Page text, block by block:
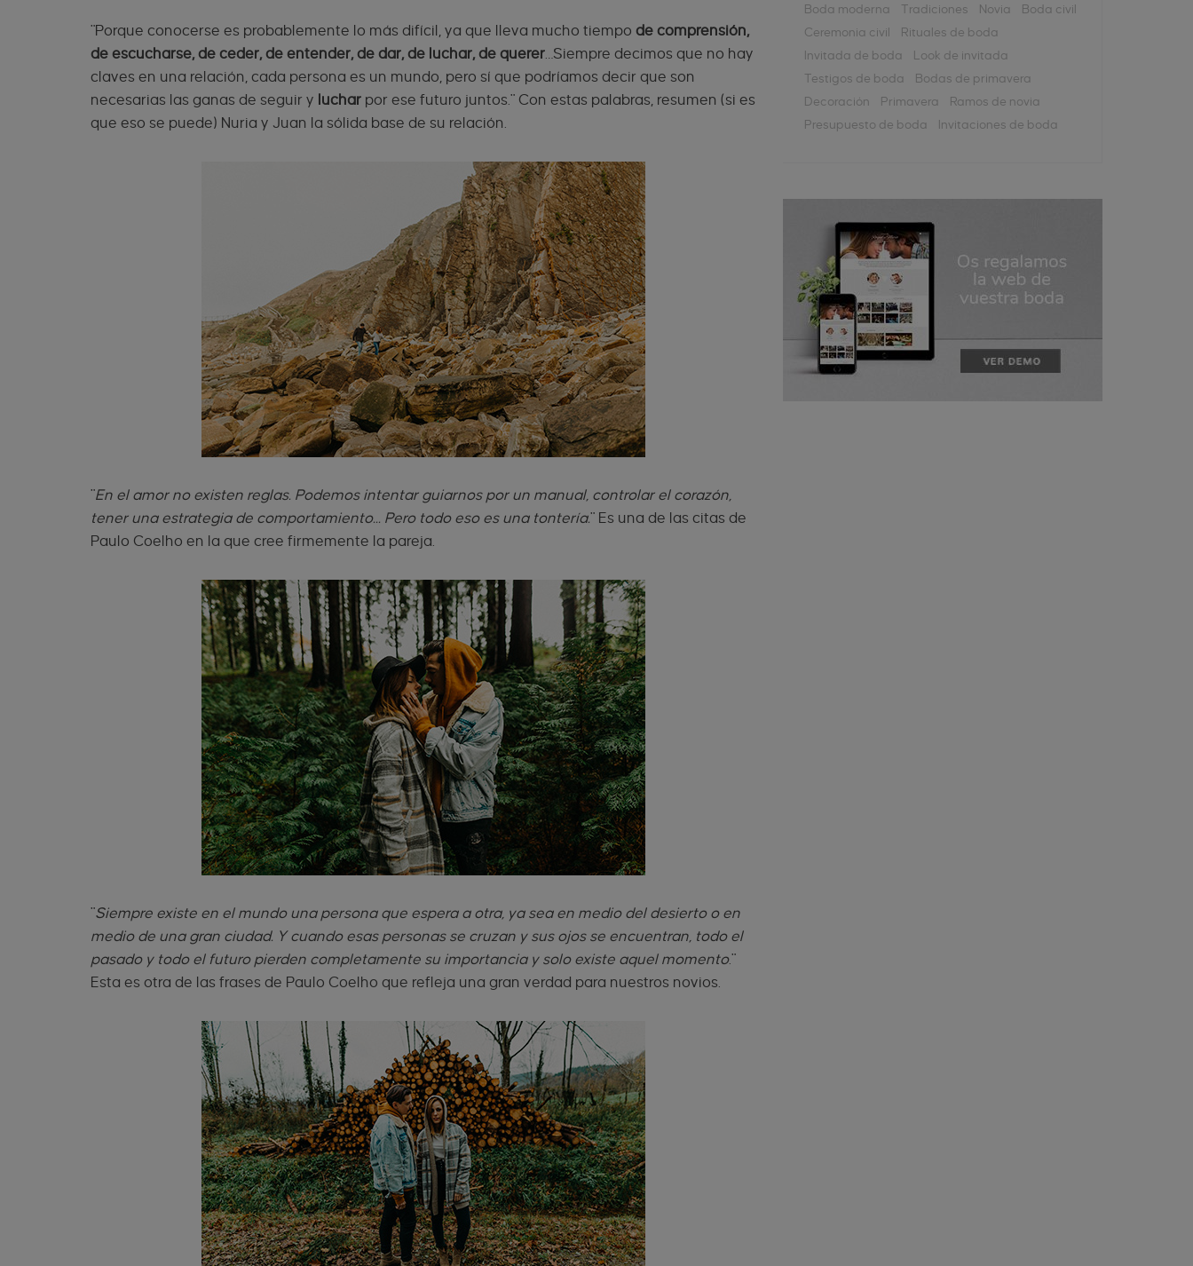
"Porque conocerse es probablemente lo más difícil, ya que lleva mucho tiempo de comprensión,
de escucharse, de ceder, de entender, de dar, de luchar, de querer…Siempre decimos que no hay
claves en una relación, cada persona es un mundo, pero sí que podríamos decir que son
necesarias las ganas de seguir y luchar por ese futuro juntos." Con estas palabras, resumen (si es
que eso se puede) Nuria y Juan la sólida base de su relación.
"En el amor no existen reglas. Podemos intentar guiarnos por un manual, controlar el corazón,
tener una estrategia de comportamiento... Pero todo eso es una tontería." Es una de las citas de
Paulo Coelho en la que cree firmemente la pareja.
"Siempre existe en el mundo una persona que espera a otra, ya sea en medio del desierto o en
medio de una gran ciudad. Y cuando esas personas se cruzan y sus ojos se encuentran, todo el
pasado y todo el futuro pierden completamente su importancia y solo existe aquel momento."
Esta es otra de las frases de Paulo Coelho que refleja una gran verdad para nuestros novios.
Boda moderna
Tradiciones Novia
Boda civil
Ceremonia civil
Rituales de boda
Invitada de boda
Look de invitada
Testigos de boda
Bodas de primavera
Decoración
Primavera
Ramos de novia
Presupuesto de boda
Invitaciones de boda